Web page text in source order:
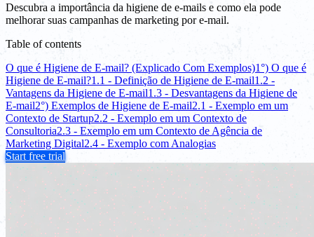
Descubra a importância da higiene de e-mails e como ela pode
melhorar suas campanhas de marketing por e-mail.
Table of contents
O que é Higiene de E-mail? (Explicado Com Exemplos)1°) O que é
Higiene de E-mail?1.1 - Definição de Higiene de E-mail1.2 -
Vantagens da Higiene de E-mail1.3 - Desvantagens da Higiene de
E-mail2°) Exemplos de Higiene de E-mail2.1 - Exemplo em um
Contexto de Startup2.2 - Exemplo em um Contexto de
Consultoria2.3 - Exemplo em um Contexto de Agência de
Marketing Digital2.4 - Exemplo com Analogias
Start free trial